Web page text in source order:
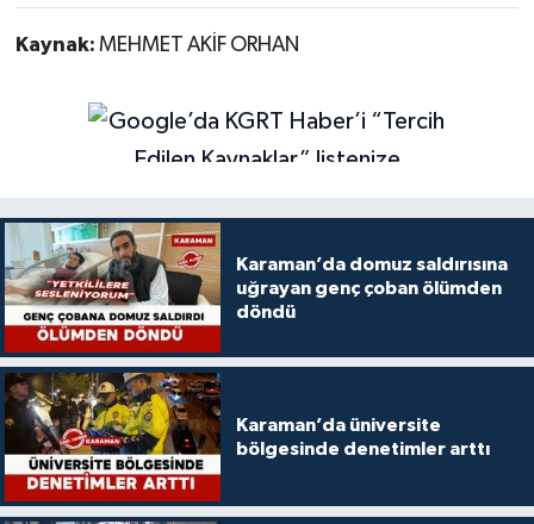
Kaynak: MEHMET AKİF ORHAN
Karaman’da domuz saldırısına
uğrayan genç çoban ölümden
döndü
Karaman’da üniversite
bölgesinde denetimler arttı